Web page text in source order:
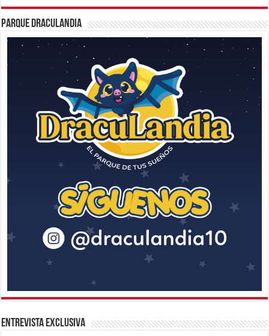
Parque Draculandia
Entrevista Exclusiva